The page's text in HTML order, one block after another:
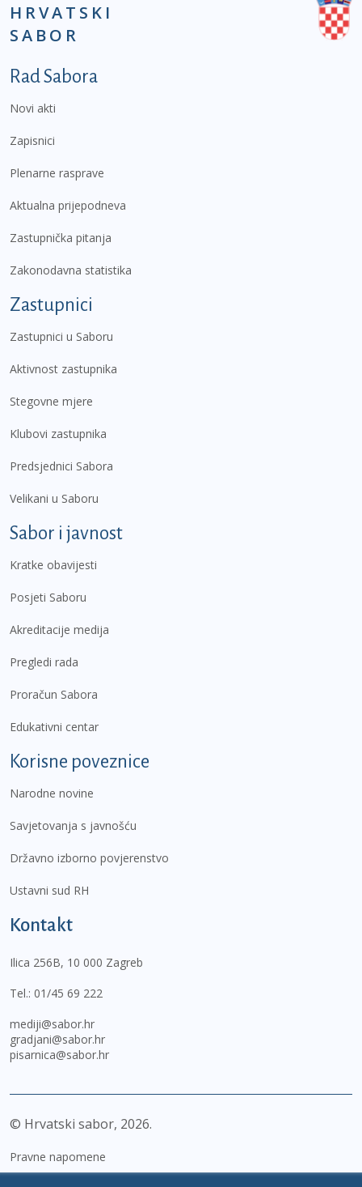
HRVATSKI
SABOR
Podnožje prvi izbornik
Rad Sabora
Novi akti
Zapisnici
Plenarne rasprave
Aktualna prijepodneva
Zastupnička pitanja
Zakonodavna statistika
Zastupnici
Zastupnici u Saboru
Aktivnost zastupnika
Stegovne mjere
Klubovi zastupnika
Predsjednici Sabora
Velikani u Saboru
Sabor i javnost
Kratke obavijesti
Posjeti Saboru
Akreditacije medija
Pregledi rada
Proračun Sabora
Edukativni centar
Korisne poveznice
Narodne novine
Savjetovanja s javnošću
Državno izborno povjerenstvo
Ustavni sud RH
Kontakt
Ilica 256B, 10 000 Zagreb
Tel.: 01/45 69 222
mediji@sabor.hr
gradjani@sabor.hr
pisarnica@sabor.hr
© Hrvatski sabor, 2026
Pravne napomene